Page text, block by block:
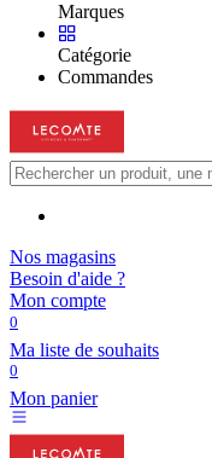
Marques
Catégorie
Commandes
Nos magasins
Besoin d'aide ?
Mon compte
0
Ma liste de souhaits
0
Mon panier